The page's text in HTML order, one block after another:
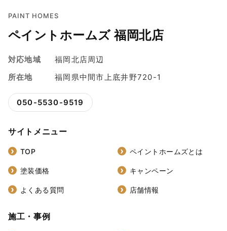
PAINT HOMES
ペイントホームズ 福岡北店
対応地域
福岡北店周辺
所在地
福岡県中間市上底井野720-1
050-5530-9519
サイトメニュー
TOP ペイントホームズとは
塗装価格 キャンペーン
よくある質問 店舗情報
施工・事例